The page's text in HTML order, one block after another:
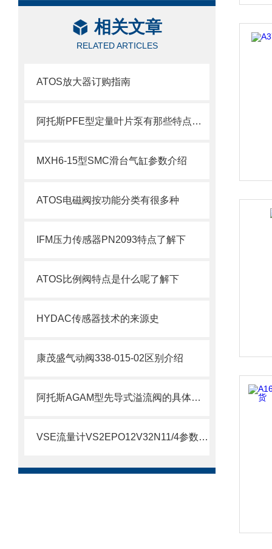
相关文章
RELATED ARTICLES
ATOS放大器订购指南
阿托斯PFE型定量叶片泵有那些特点及应用呢
MXH6-15型SMC滑台气缸参数介绍
ATOS电磁阀按功能分类有很多种
IFM压力传感器PN2093特点了解下
ATOS比例阀特点是什么呢了解下
HYDAC传感器技术的来源史
康茂盛气动阀338-015-02区别介绍
阿托斯AGAM型先导式溢流阀的具体参数介绍
VSE流量计VS2EPO12V32N11/4参数介绍